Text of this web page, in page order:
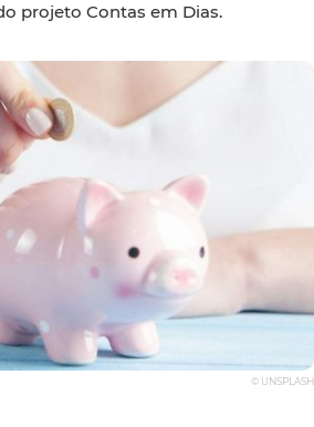
projeto Contas em Dias.
© UNSPLASH